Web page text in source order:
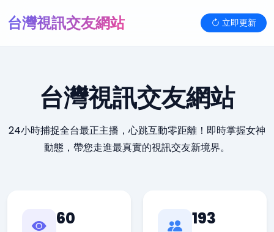
台灣視訊交友網站 立即更新
台灣視訊交友網站
24小時捕捉全台最正主播，心跳互動零距離！即時掌握女神
動態，帶您走進最真實的視訊交友新境界。
60 193